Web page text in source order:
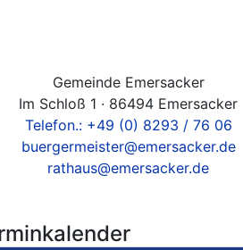
Gemeinde Emersacker
Im Schloß 1 · 86494 Emersacker
Telefon.: +49 (0) 8293 / 76 06
buergermeister@emersacker.de
rathaus@emersacker.de